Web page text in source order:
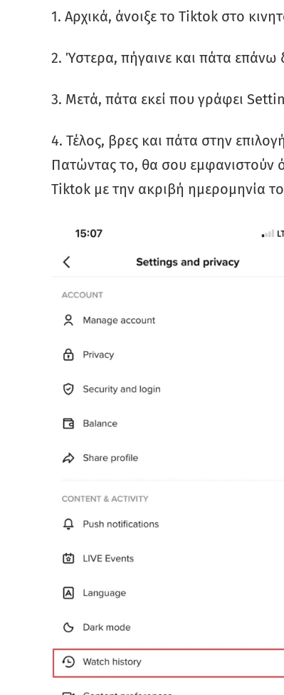
1. Αρχικά, άνοιξε το Tiktok στο
2. Ύστερα, πήγαινε και πάτα επάνω
3. Μετά, πάτα εκεί που γράφει
4. Τέλος, βρες και πάτα στην
Πατώντας το, θα σου εμφανιστούν
Tiktok με την ακριβή ημερομηνία